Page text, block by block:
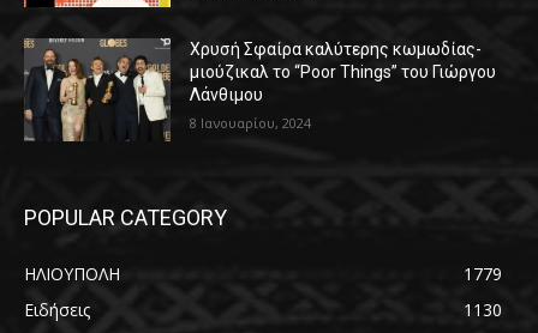
Χρυσή Σφαίρα καλύτερης κωμωδίας-
μιούζικαλ το “Poor Things” του Γιώργου
Λάνθιμου
8 Ιανουαρίου, 2024
POPULAR CATEGORY
ΗΛΙΟΥΠΟΛΗ
1779
Ειδήσεις
1130